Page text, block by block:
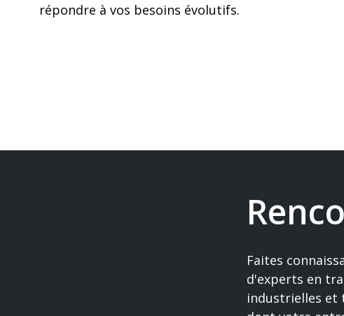
répondre à vos besoins évolutifs.
Faites
d'experts en
industrielles et